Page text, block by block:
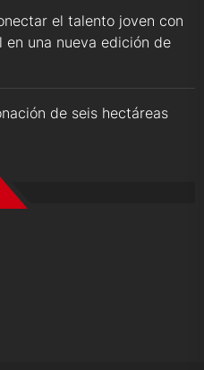
el talento joven con
una nueva edición de
de seis hectáreas